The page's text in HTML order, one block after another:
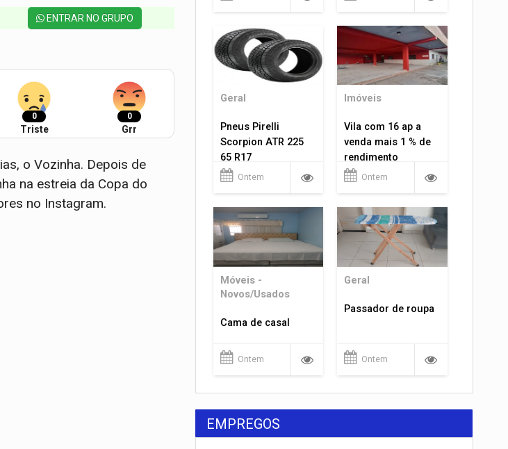
ENTRAR NO GRUPO
0
Triste
0
Grr
o Vozinha. Depois de
na estreia da Copa do
no Instagram.
Geral
Pneus Pirelli
Scorpion ATR 225
65 R17
Ontem
Imóveis
Vila com 16 ap a
venda mais 1 % de
rendimento
Ontem
Móveis -
Novos/Usados
Cama de casal
Ontem
Geral
Passador de roupa
Ontem
EMPREGOS